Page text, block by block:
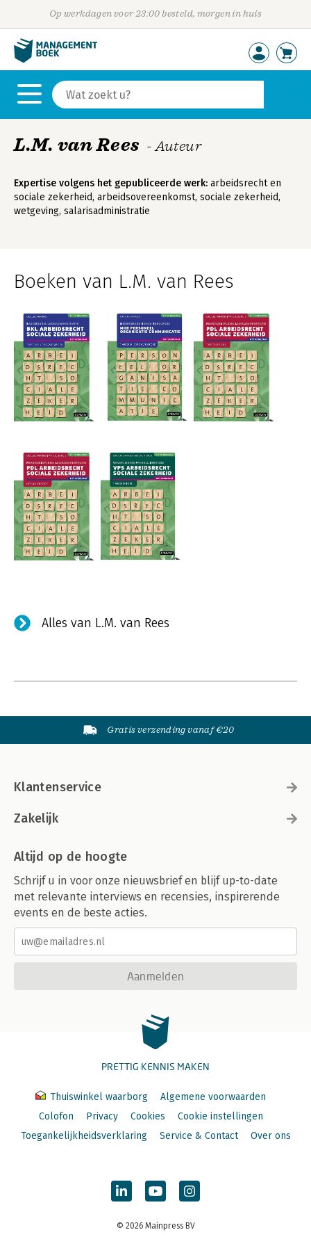
Op werkdagen voor 23:00 besteld, morgen in huis
L.M. van Rees - Auteur
Expertise volgens het gepubliceerde werk: arbeidsrecht en
sociale zekerheid, arbeidsovereenkomst, sociale zekerheid,
wetgeving, salarisadministratie
Boeken van L.M. van Rees
Alles van L.M. van Rees
Gratis verzending vanaf €20
Klantenservice
Zakelijk
Altijd op de hoogte
Schrijf u in voor onze nieuwsbrief en blijf up-to-date
met relevante interviews en recensies, inspirerende
events en de beste acties.
Aanmelden
PRETTIG KENNIS MAKEN
Thuiswinkel waarborg
Algemene voorwaarden
Colofon
Privacy Cookies
Cookie instellingen
Toegankelijkheidsverklaring
Service & Contact Over ons
© 2026 Mainpress BV